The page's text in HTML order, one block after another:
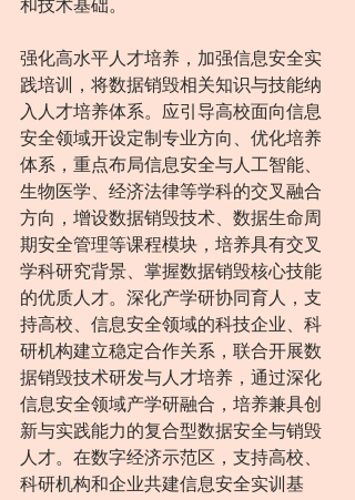
和技术基础。
强化高水平人才培养，加强信息安全实
践培训，将数据销毁相关知识与技能纳
入人才培养体系。应引导高校面向信息
安全领域开设定制专业方向、优化培养
体系，重点布局信息安全与人工智能、
生物医学、经济法律等学科的交叉融合
方向，增设数据销毁技术、数据生命周
期安全管理等课程模块，培养具有交叉
学科研究背景、掌握数据销毁核心技能
的优质人才。深化产学研协同育人，支
持高校、信息安全领域的科技企业、科
研机构建立稳定合作关系，联合开展数
据销毁技术研发与人才培养，通过深化
信息安全领域产学研融合，培养兼具创
新与实践能力的复合型数据安全与销毁
人才。在数字经济示范区，支持高校、
科研机构和企业共建信息安全实训基